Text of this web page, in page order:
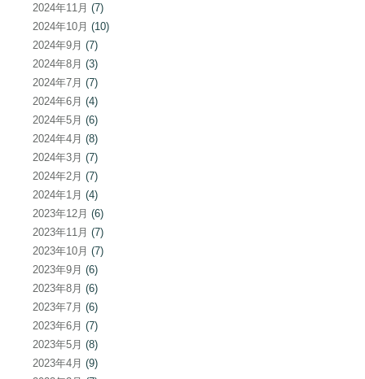
2024年11月 (7)
2024年10月 (10)
2024年9月 (7)
2024年8月 (3)
2024年7月 (7)
2024年6月 (4)
2024年5月 (6)
2024年4月 (8)
2024年3月 (7)
2024年2月 (7)
2024年1月 (4)
2023年12月 (6)
2023年11月 (7)
2023年10月 (7)
2023年9月 (6)
2023年8月 (6)
2023年7月 (6)
2023年6月 (7)
2023年5月 (8)
2023年4月 (9)